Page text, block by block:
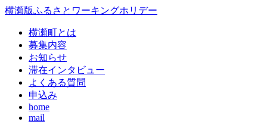
コ
横瀬版ふるさとワーキングホリデー
横瀬町とは
募集内容
お知らせ
滞在インタビュー
よくある質問
申込み
home
mail